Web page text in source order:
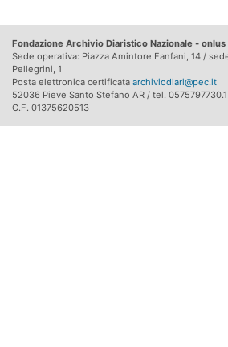
Fondazione Archivio Diaristico Nazionale - onlus
Sede operativa: Piazza Amintore Fanfani, 14 /
Pellegrini, 1
Posta elettronica certificata archiviodiari@pec.it
52036 Pieve Santo Stefano AR / tel.
C.F. 01375620513